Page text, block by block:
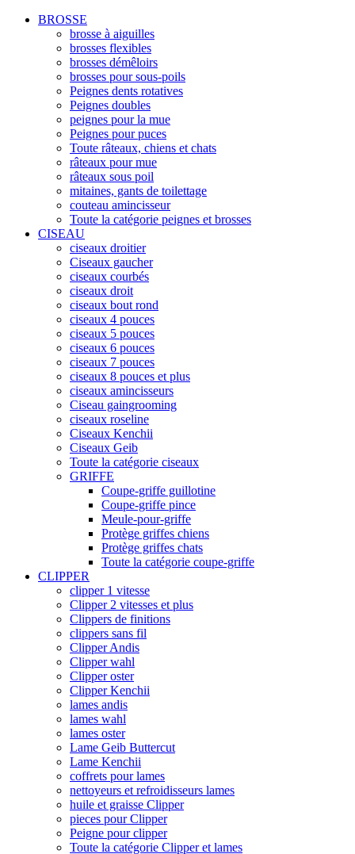
BROSSE
brosse à aiguilles
brosses flexibles
brosses démêloirs
brosses pour sous-poils
Peignes dents rotatives
Peignes doubles
peignes pour la mue
Peignes pour puces
Toute râteaux, chiens et chats
râteaux pour mue
râteaux sous poil
mitaines, gants de toilettage
couteau amincisseur
Toute la catégorie peignes et brosses
CISEAU
ciseaux droitier
Ciseaux gaucher
ciseaux courbés
ciseaux droit
ciseaux bout rond
ciseaux 4 pouces
ciseaux 5 pouces
ciseaux 6 pouces
ciseaux 7 pouces
ciseaux 8 pouces et plus
ciseaux amincisseurs
Ciseau gaingrooming
ciseaux roseline
Ciseaux Kenchii
Ciseaux Geib
Toute la catégorie ciseaux
GRIFFE
Coupe-griffe guillotine
Coupe-griffe pince
Meule-pour-griffe
Protège griffes chiens
Protège griffes chats
Toute la catégorie coupe-griffe
CLIPPER
clipper 1 vitesse
Clipper 2 vitesses et plus
Clippers de finitions
clippers sans fil
Clipper Andis
Clipper wahl
Clipper oster
Clipper Kenchii
lames andis
lames wahl
lames oster
Lame Geib Buttercut
Lame Kenchii
coffrets pour lames
nettoyeurs et refroidisseurs lames
huile et graisse Clipper
pieces pour Clipper
Peigne pour clipper
Toute la catégorie Clipper et lames